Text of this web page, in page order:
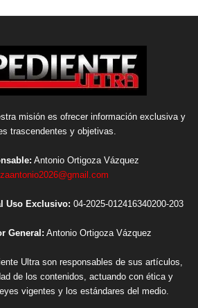
misión es ofrecer información exclusiva y
trascendentes y objetivas.
Antonio Ortigoza Vázquez
Uso Exclusivo: 04-2025-012416340200-203
General: Antonio Ortigoza Vázquez
Ultra son responsables de sus artículos,
de los contenidos, actuando con ética y
vigentes y los estándares del medio.